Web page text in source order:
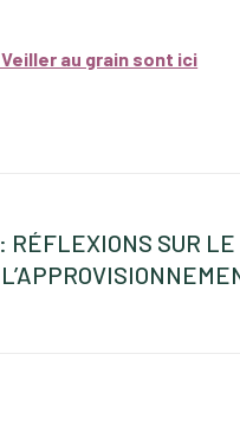
au grain sont ici
RÉFLEXIONS SUR